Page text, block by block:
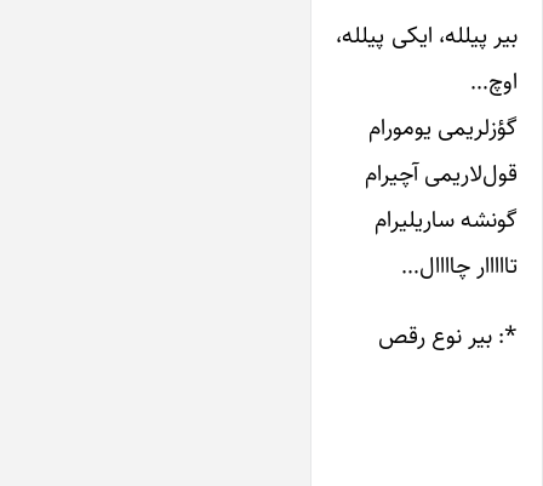
بیر پیلله، ایکی پیلله،
اوچ…
گؤزلریمی یومورام
قول‌لاریمی آچیرام
گونشه ساریلیرام
تااااار چاااال…
*: بیر نوع رقص